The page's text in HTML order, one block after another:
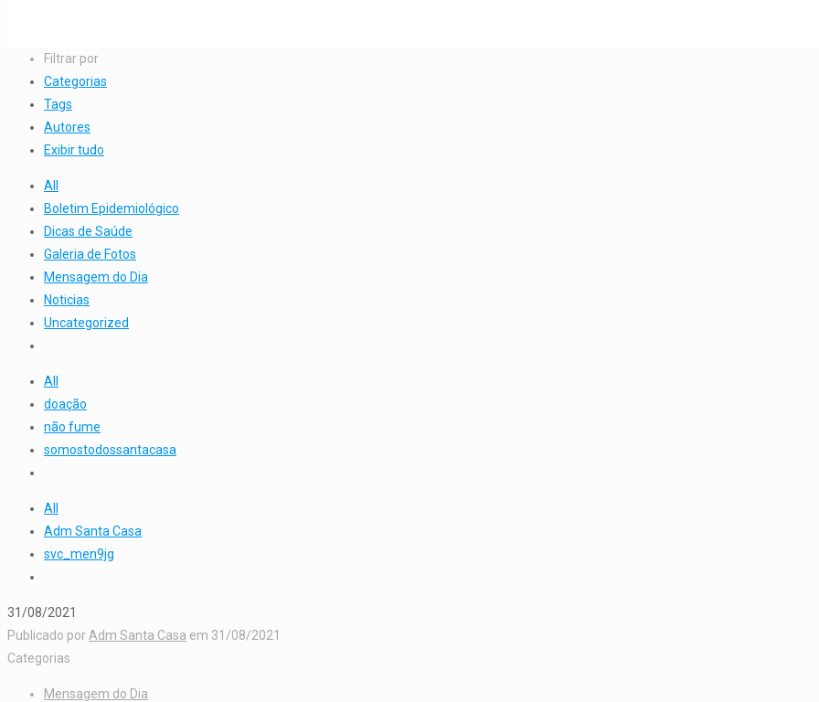
Filtrar por
Categorias
Tags
Autores
Exibir tudo
All
Boletim Epidemiológico
Dicas de Saúde
Galeria de Fotos
Mensagem do Dia
Noticias
Uncategorized
All
doação
não fume
somostodossantacasa
All
Adm Santa Casa
svc_men9jg
31/08/2021
Publicado por Adm Santa Casa em 31/08/2021
Categorias
Mensagem do Dia